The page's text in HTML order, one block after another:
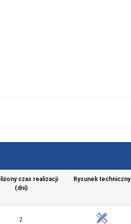
czas realizacji
(dni)
Rysunek techniczny
2